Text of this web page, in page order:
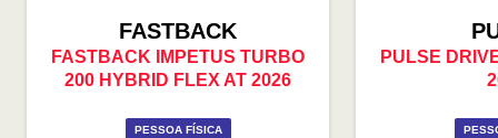
FASTBACK
FASTBACK IMPETUS TURBO
200 HYBRID FLEX AT 2026
PESSOA FÍSICA
PULSE